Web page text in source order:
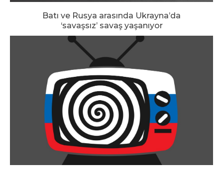
Batı ve Rusya arasında Ukrayna’da
‘savaşsız’ savaş yaşanıyor